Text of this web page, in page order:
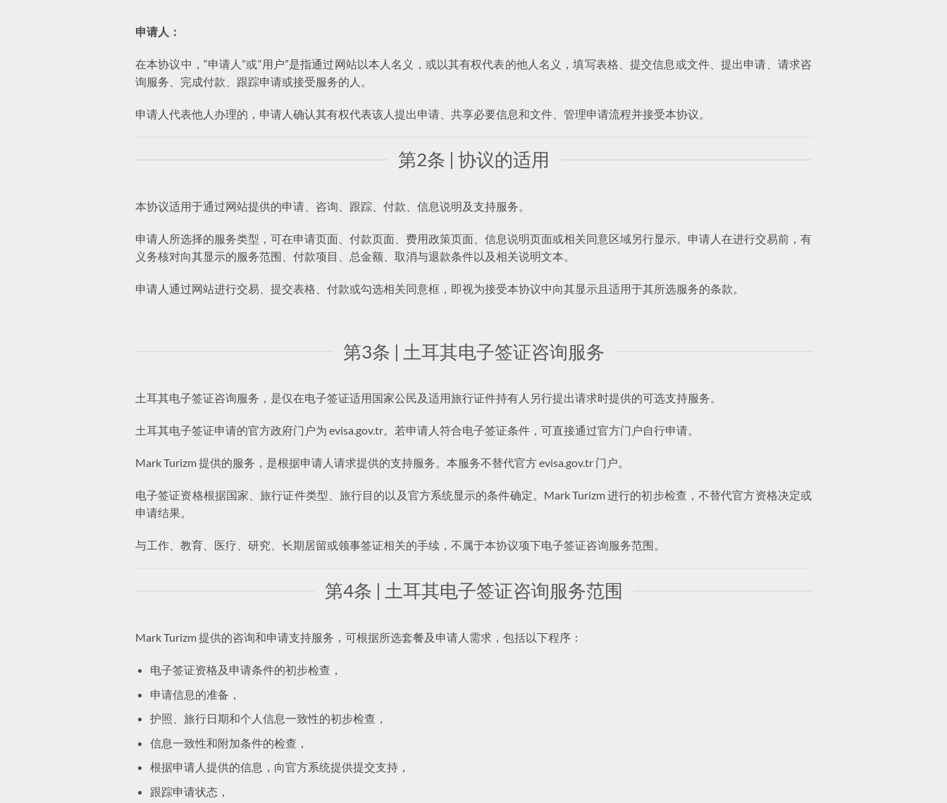
申请人：
在本协议中，“申请人”或“用户”是指通过网站以本人名义，或以其有权代表的他人名义，填写表格、提交信息或文件、提出申请、请求咨
询服务、完成付款、跟踪申请或接受服务的人。
申请人代表他人办理的，申请人确认其有权代表该人提出申请、共享必要信息和文件、管理申请流程并接受本协议。
第2条 | 协议的适用
本协议适用于通过网站提供的申请、咨询、跟踪、付款、信息说明及支持服务。
申请人所选择的服务类型，可在申请页面、付款页面、费用政策页面、信息说明页面或相关同意区域另行显示。申请人在进行交易前，有
义务核对向其显示的服务范围、付款项目、总金额、取消与退款条件以及相关说明文本。
申请人通过网站进行交易、提交表格、付款或勾选相关同意框，即视为接受本协议中向其显示且适用于其所选服务的条款。
第3条 | 土耳其电子签证咨询服务
土耳其电子签证咨询服务，是仅在电子签证适用国家公民及适用旅行证件持有人另行提出请求时提供的可选支持服务。
土耳其电子签证申请的官方政府门户为 evisa.gov.tr。若申请人符合电子签证条件，可直接通过官方门户自行申请。
Mark Turizm 提供的服务，是根据申请人请求提供的支持服务。本服务不替代官方 evisa.gov.tr 门户。
电子签证资格根据国家、旅行证件类型、旅行目的以及官方系统显示的条件确定。Mark Turizm 进行的初步检查，不替代官方资格决定或
申请结果。
与工作、教育、医疗、研究、长期居留或领事签证相关的手续，不属于本协议项下电子签证咨询服务范围。
第4条 | 土耳其电子签证咨询服务范围
Mark Turizm 提供的咨询和申请支持服务，可根据所选套餐及申请人需求，包括以下程序：
电子签证资格及申请条件的初步检查，
申请信息的准备，
护照、旅行日期和个人信息一致性的初步检查，
信息一致性和附加条件的检查，
根据申请人提供的信息，向官方系统提供提交支持，
跟踪申请状态，